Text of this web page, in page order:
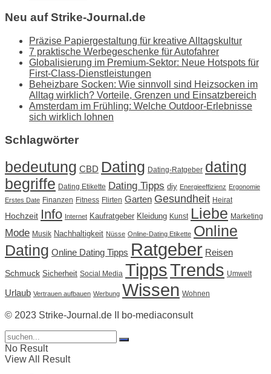
Neu auf Strike-Journal.de
Präzise Papiergestaltung für kreative Alltagskultur
7 praktische Werbegeschenke für Autofahrer
Globalisierung im Premium-Sektor: Neue Hotspots für
First-Class-Dienstleistungen
Beheizbare Socken: Wie sinnvoll sind Heizsocken im
Alltag wirklich? Vorteile, Grenzen und Einsatzbereich
Amsterdam im Frühling: Welche Outdoor-Erlebnisse
sich wirklich lohnen
Schlagwörter
bedeutung CBD Dating Dating-Ratgeber dating
begriffe Dating Etikette Dating Tipps diy Energieeffizienz Ergonomie
Erstes Date Finanzen Fitness Flirten Garten Gesundheit Heirat
Hochzeit Info Internet Kaufratgeber Kleidung Kunst Liebe Marketing
Mode Musik Nachhaltigkeit Nüsse Online-Dating Etikette Online
Dating Online Dating Tipps Ratgeber Reisen
Schmuck Sicherheit Social Media TippsTrends Umwelt
Urlaub Vertrauen aufbauen Werbung Wissen Wohnen
© 2023 Strike-Journal.de II bo-mediaconsult
No Result
View All Result